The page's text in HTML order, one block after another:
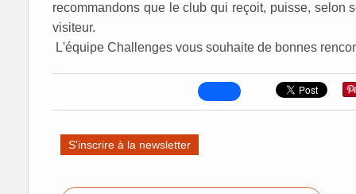
recommandons que le club qui reçoit, puisse, selon
visiteur.
L'équipe Challenges vous souhaite de bonnes
S'inscrire à la newsletter